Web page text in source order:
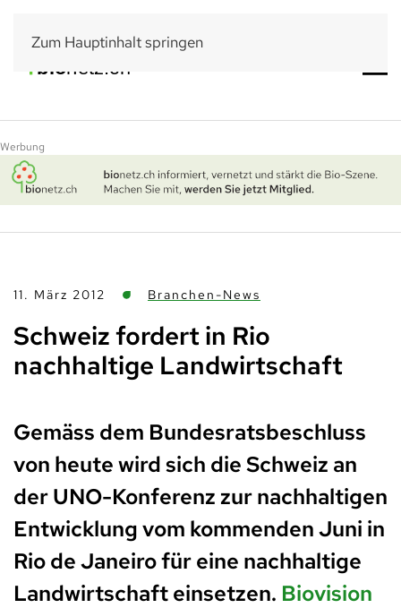
Zum Hauptinhalt springen
Werbung
11. März 2012 Branchen-News
Schweiz fordert in Rio
nachhaltige Landwirtschaft
Gemäss dem Bundesratsbeschluss
von heute wird sich die Schweiz an
der UNO-Konferenz zur nachhaltigen
Entwicklung vom kommenden Juni in
Rio de Janeiro für eine nachhaltige
Landwirtschaft einsetzen. Biovision